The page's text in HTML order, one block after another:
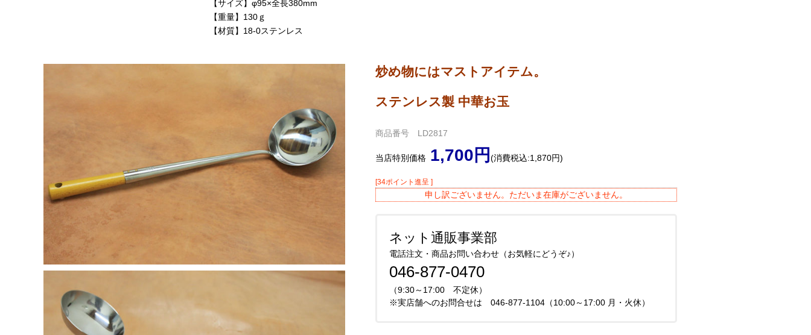
【サイズ】φ95×全長380mm
【重量】130ｇ
【材質】18-0ステンレス
炒め物にはマストアイテム。
ステンレス製 中華お玉
商品番号 LD2817
当店特別価格 1,700円 (消費税込:1,870円)
[34ポイント進呈 ]
申し訳ございません。ただいま在庫がございません。
ネット通販事業部
電話注文・商品お問い合わせ（お気軽にどうぞ♪）
046-877-0470
（9:30～17:00 不定休）
※実店舗へのお問合せは 046-877-1104（10:00～17:00 月・火休）